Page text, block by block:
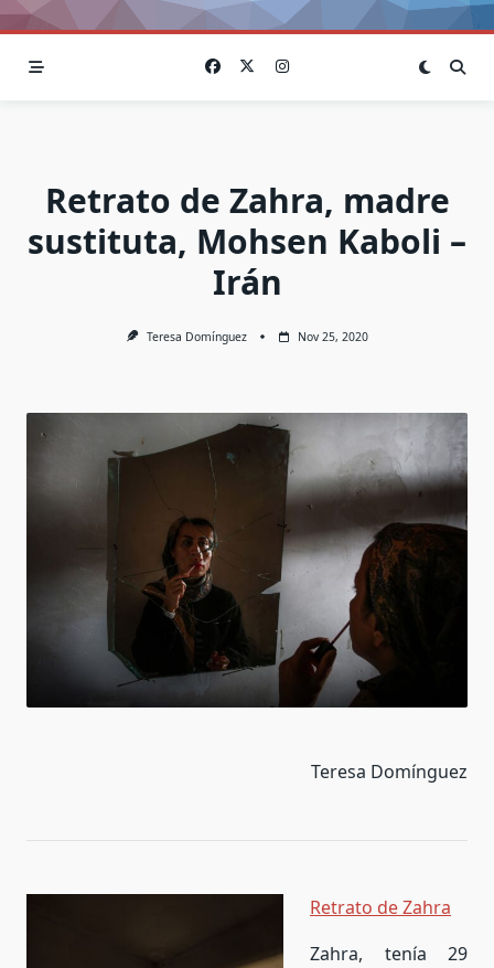
Retrato de Zahra, madre
sustituta, Mohsen Kaboli –
Irán
Teresa Domínguez Nov 25, 2020
Teresa Domínguez
Retrato de Zahra
Zahra, tenía 29